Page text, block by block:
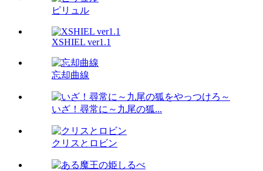
ピリュル
XSHIEL ver1.1
忘却曲線
いざ！尋常に～九尾の狐...
クリスとロビン